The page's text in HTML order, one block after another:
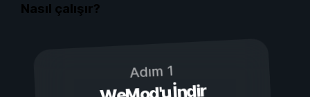
Nasıl çalışır?
Adım 1